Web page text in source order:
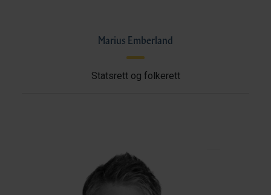
Marius Emberland
Statsrett og folkerett